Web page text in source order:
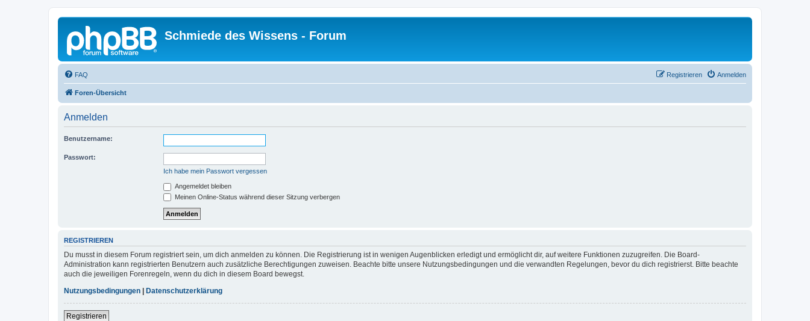
Schmiede des Wissens - Forum
FAQ Anmelden
Registrieren
Foren-Übersicht
Anmelden
Benutzername:
Passwort:
Ich habe mein Passwort vergessen
Angemeldet bleiben
Meinen Online-Status während dieser Sitzung verbergen
REGISTRIEREN
Du musst in diesem Forum registriert sein, um dich anmelden zu können. Die Registrierung ist in wenigen Augenblicken erledigt und ermöglicht dir, auf weitere Funktionen zuzugreifen. Die Board-
Administration kann registrierten Benutzern auch zusätzliche Berechtigungen zuweisen. Beachte bitte unsere Nutzungsbedingungen und die verwandten Regelungen, bevor du dich registrierst. Bitte beachte
auch die jeweiligen Forenregeln, wenn du dich in diesem Board bewegst.
Nutzungsbedingungen | Datenschutzerklärung
Registrieren